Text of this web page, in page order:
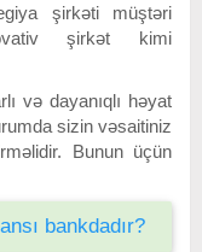
şirkəti müştəri
şirkət kimi
və dayanıqlı həyat
sizin vəsaitiniz
Bunun üçün
bankdadır?